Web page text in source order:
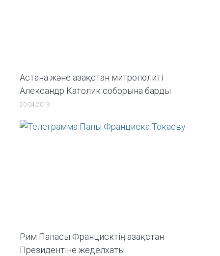
Астана және Қазақстан митрополиті
Александр Католик соборына барды
20.04.2019
Рим Папасы Францисктің Қазақстан
Президентіне жеделхаты